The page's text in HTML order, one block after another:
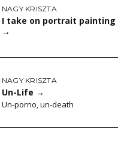
NAGY KRISZTA
I take on portrait painting
→
NAGY KRISZTA
Un-Life →
Un-porno, un-death